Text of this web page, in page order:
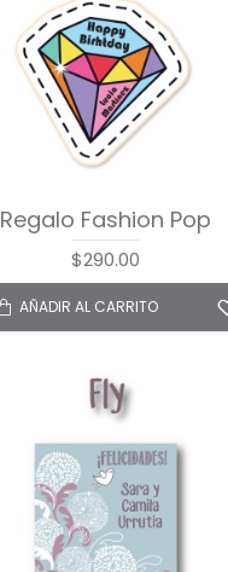
Regalo Fashion Pop
$290.00
AÑADIR AL CARRITO